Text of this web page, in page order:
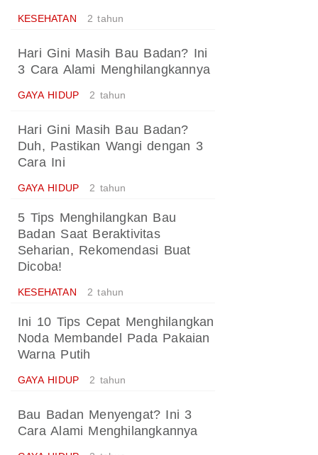
KESEHATAN 2 tahun
Hari Gini Masih Bau Badan? Ini
3 Cara Alami Menghilangkannya
GAYA HIDUP 2 tahun
Hari Gini Masih Bau Badan?
Duh, Pastikan Wangi dengan 3
Cara Ini
GAYA HIDUP 2 tahun
5 Tips Menghilangkan Bau
Badan Saat Beraktivitas
Seharian, Rekomendasi Buat
Dicoba!
KESEHATAN 2 tahun
Ini 10 Tips Cepat Menghilangkan
Noda Membandel Pada Pakaian
Warna Putih
GAYA HIDUP 2 tahun
Bau Badan Menyengat? Ini 3
Cara Alami Menghilangkannya